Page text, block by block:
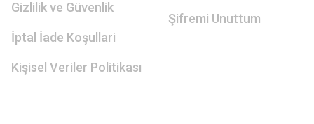
Gizlilik ve Güvenlik
İptal İade Koşullari
Kişisel Veriler Politikası
Şifremi Unuttum